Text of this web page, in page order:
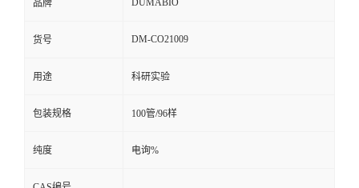
在
线
留
品牌 DUMABIO
货号 DM-CO21009
用途 科研实验
包装规格 100管/96样
纯度 电询%